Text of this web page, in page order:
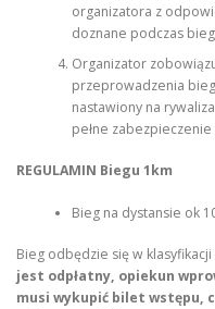
organizatora z
doznane podczas
Organizator
przeprowadzenia
nastawiony na
pełne
REGULAMIN Biegu 1km
Bieg na dystansie ok
Bieg odbędzie się w
jest odpłatny, opiekun
musi wykupić bilet wstępu,